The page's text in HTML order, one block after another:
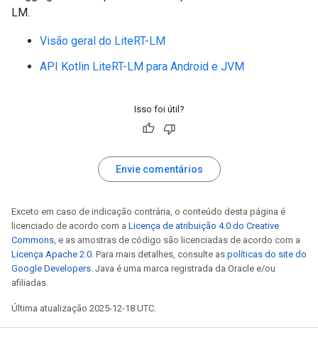
LM.
Visão geral do LiteRT-LM
API Kotlin LiteRT-LM para Android e JVM
Isso foi útil?
Envie comentários
Exceto em caso de indicação contrária, o conteúdo desta página é
licenciado de acordo com a Licença de atribuição 4.0 do Creative
Commons, e as amostras de código são licenciadas de acordo com a
Licença Apache 2.0. Para mais detalhes, consulte as políticas do site do
Google Developers. Java é uma marca registrada da Oracle e/ou
afiliadas.
Última atualização 2025-12-18 UTC.